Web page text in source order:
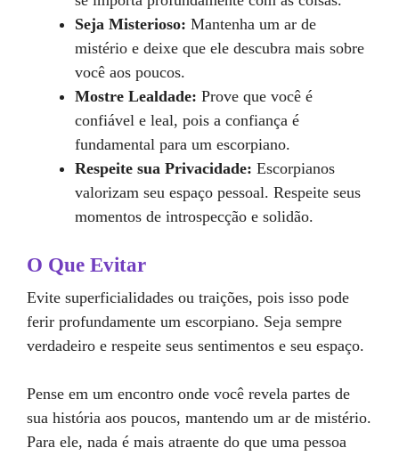
Seja Misterioso: Mantenha um ar de
mistério e deixe que ele descubra mais sobre
você aos poucos.
Mostre Lealdade: Prove que você é
confiável e leal, pois a confiança é
fundamental para um escorpiano.
Respeite sua Privacidade: Escorpianos
valorizam seu espaço pessoal. Respeite seus
momentos de introspecção e solidão.
O Que Evitar
Evite superficialidades ou traições, pois isso pode
ferir profundamente um escorpiano. Seja sempre
verdadeiro e respeite seus sentimentos e seu espaço.
Pense em um encontro onde você revela partes de
sua história aos poucos, mantendo um ar de mistério.
Para ele, nada é mais atraente do que uma pessoa